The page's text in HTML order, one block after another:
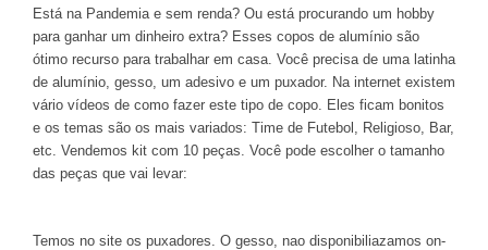
Está na Pandemia e sem renda? Ou está procurando um hobby
para ganhar um dinheiro extra? Esses copos de alumínio são
ótimo recurso para trabalhar em casa. Você precisa de uma latinha
de alumínio, gesso, um adesivo e um puxador. Na internet existem
vário vídeos de como fazer este tipo de copo. Eles ficam bonitos
e os temas são os mais variados: Time de Futebol, Religioso, Bar,
etc. Vendemos kit com 10 peças. Você pode escolher o tamanho
das peças que vai levar:
Temos no site os puxadores. O gesso, nao disponibiliazamos on-